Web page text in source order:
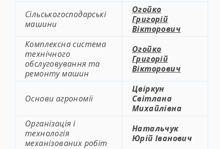
Сільськогосподарські
машини
Огойко
Григорій
Вікторович
Комплексна система
технічного
обслуговування та
ремонту машин
Огойко
Григорій
Вікторович
Основи агрономії
Цвіркун
Світлана
Михайлівна
Організація і
технологія
механізованих робіт
Натальчук
Юрій Іванович